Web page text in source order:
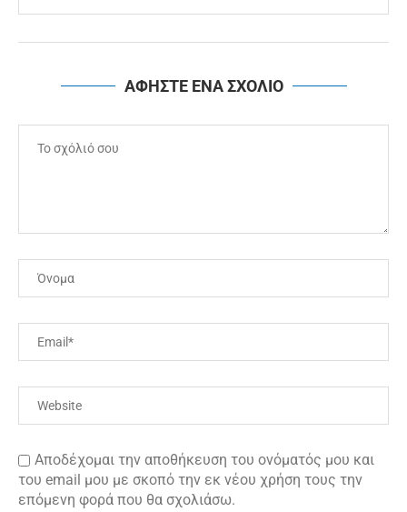
ΑΦΗΣΤΕ ΕΝΑ ΣΧΟΛΙΟ
Αποδέχομαι την αποθήκευση του ονόματός μου και
του email μου με σκοπό την εκ νέου χρήση τους την
επόμενη φορά που θα σχολιάσω.